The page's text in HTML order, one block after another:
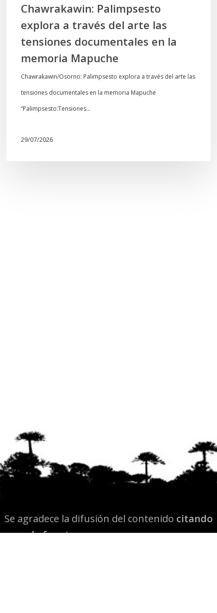
memoria
Mapuche
Chawrakawin: Palimpsesto
explora a través del arte las
tensiones documentales en la
memoria Mapuche
Chawrakawin/Osorno: Palimpsesto explora a través del arte las
tensiones documentales en la memoria Mapuche
“Palimpsesto:Tensiones…
29/07/2026
Se agradece la difusión del contenido citando
la fuente www.mapuexpress.org